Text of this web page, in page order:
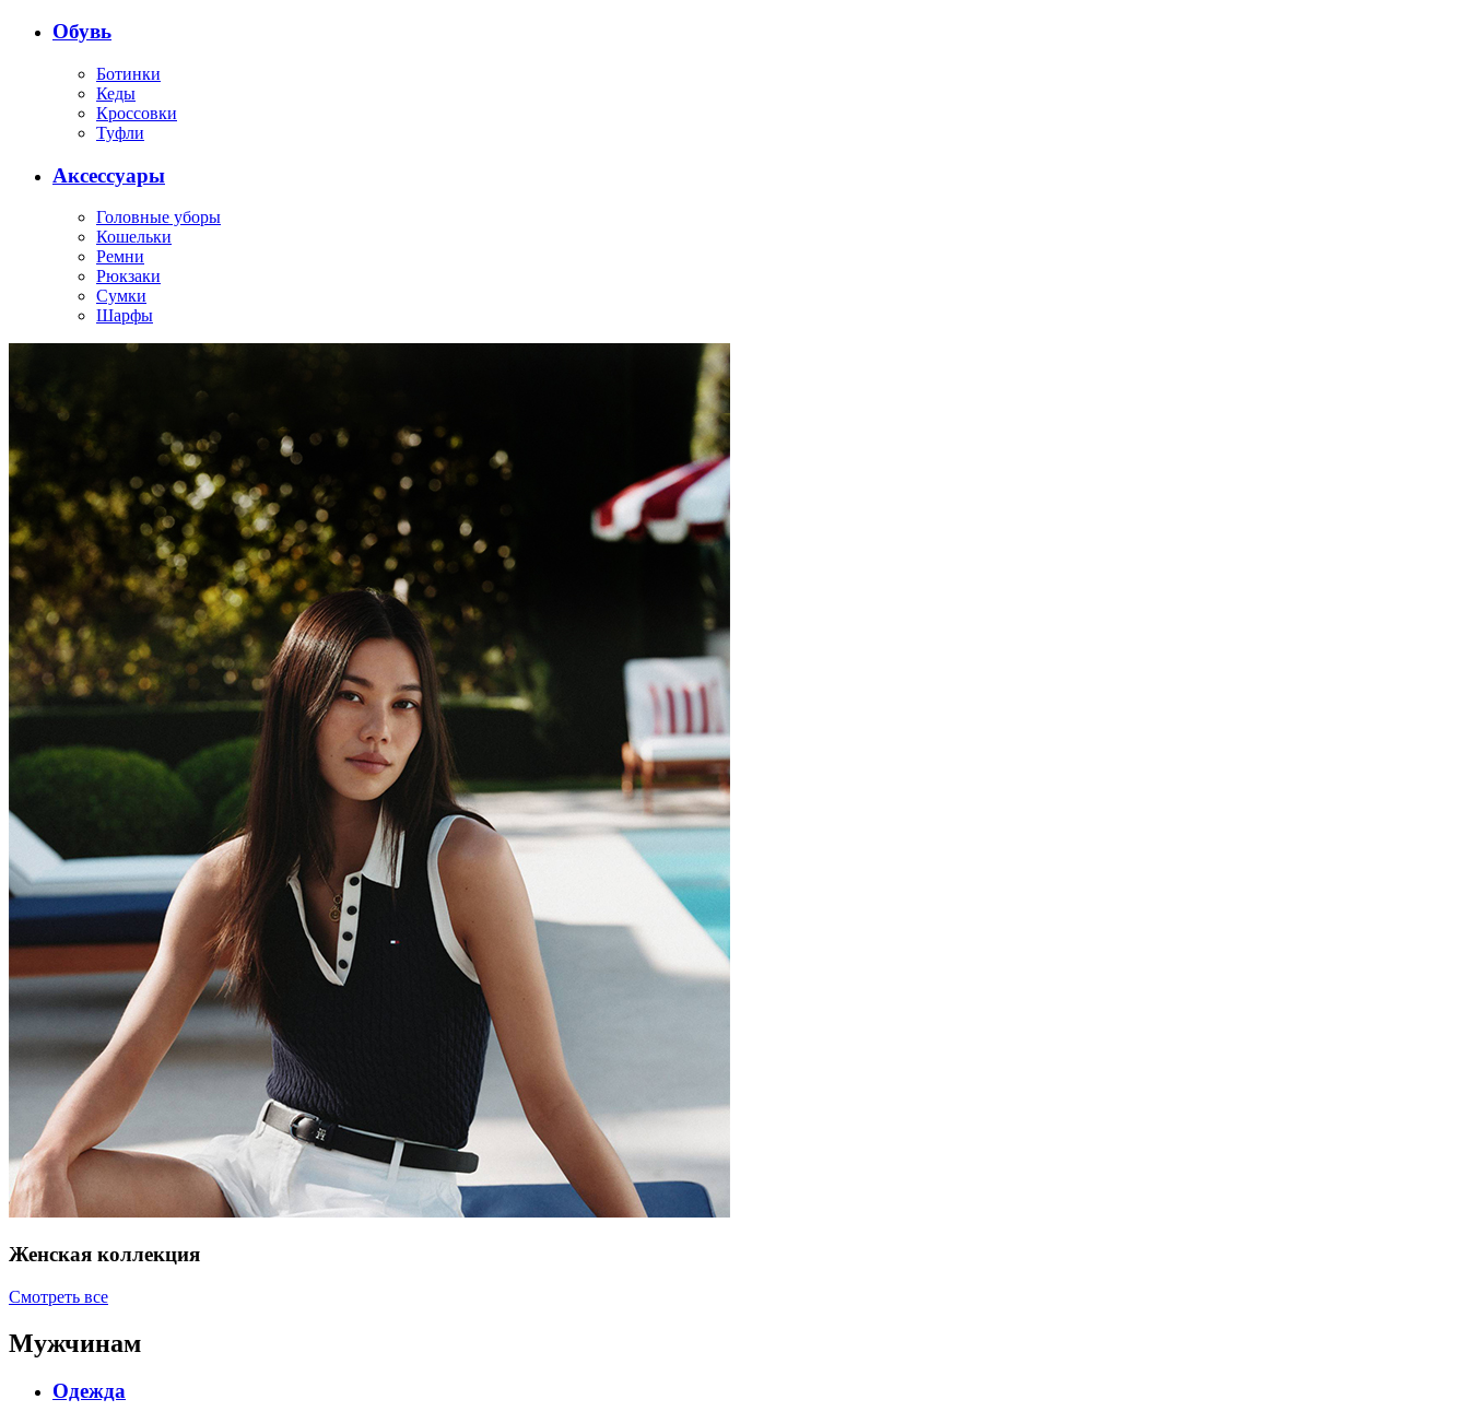
Обувь
Ботинки
Кеды
Кроссовки
Туфли
Аксессуары
Головные уборы
Кошельки
Ремни
Рюкзаки
Сумки
Шарфы
Женская коллекция
Смотреть все
Мужчинам
Одежда